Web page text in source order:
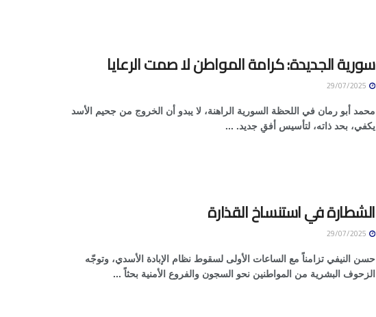
سورية الجديدة: كرامة المواطن لا صمت الرعايا
محمد أبو رمان في اللحظة السورية الراهنة، لا يبدو أن الخروج من جحيم الأسد
يكفي، بحد ذاته، لتأسيس أفقٍ جديد. ...
الشطارة في استنساخ القذارة
حسن النيفي تزامناً مع الساعات الأولى لسقوط نظام الإبادة الأسدي، وتوجّه
الزحوف البشرية من المواطنين نحو السجون والفروع الأمنية بحثاً ...